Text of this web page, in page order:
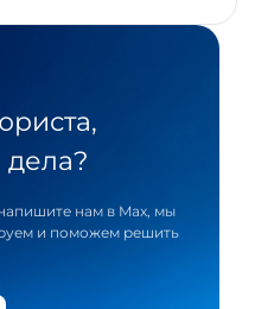
нам в Max, мы
и поможем решить